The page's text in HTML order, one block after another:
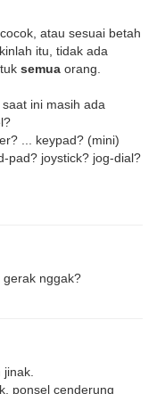
atau sesuai betah
itu, tidak ada
semua orang.
ini masih ada
... keypad? (mini)
pad? joystick? jog-dial?
gerak nggak?
ponsel cenderung